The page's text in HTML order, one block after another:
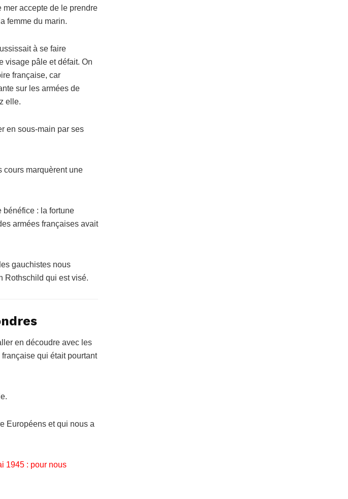
mer accepte de le prendre
femme du marin.
à se faire
visage pâle et défait. On
française, car
sur les armées de
elle.
en sous-main par ses
cours marquèrent une
bénéfice : la fortune
armées françaises avait
gauchistes nous
Rothschild qui est visé.
en découdre avec les
qui était pourtant
Européens et qui nous a
1945 : pour nous